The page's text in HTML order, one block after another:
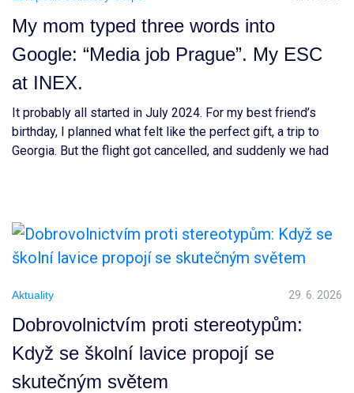
My mom typed three words into
Google: “Media job Prague”. My ESC
at INEX.
It probably all started in July 2024. For my best friend’s
birthday, I planned what felt like the perfect gift, a trip to
Georgia. But the flight got cancelled, and suddenly we had
Aktuality 29. 6. 2026
Dobrovolnictvím proti stereotypům:
Když se školní lavice propojí se
skutečným světem